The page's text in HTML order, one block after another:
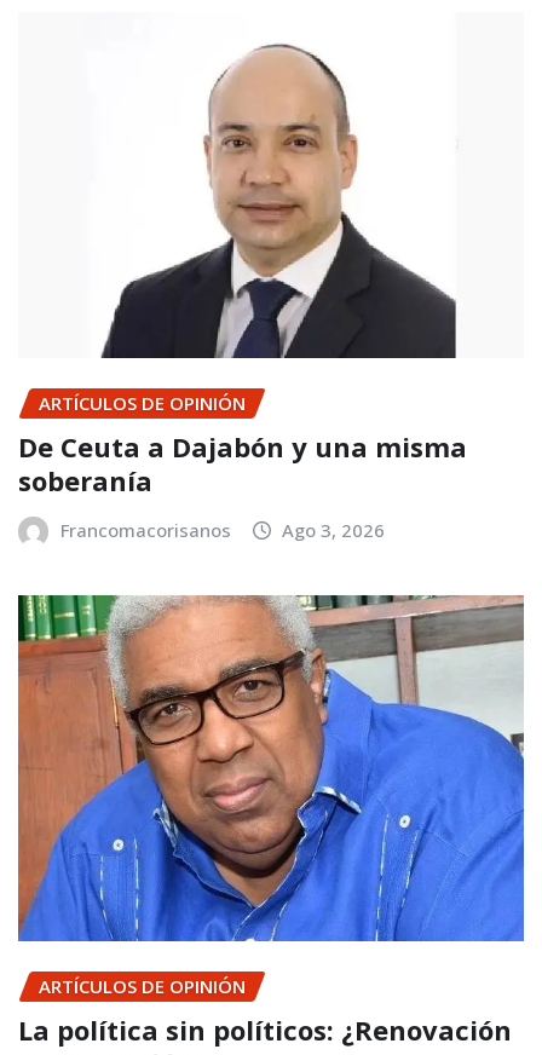
ARTÍCULOS DE OPINIÓN
De Ceuta a Dajabón y una misma
soberanía
Francomacorisanos Ago 3, 2026
ARTÍCULOS DE OPINIÓN
La política sin políticos: ¿Renovación